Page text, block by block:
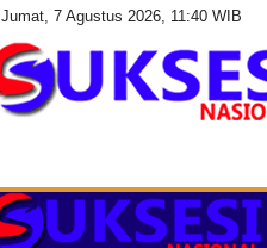
Jumat, 7 Agustus 2026, 11:40 WIB